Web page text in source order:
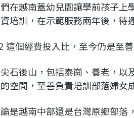
在越南蓋幼兒園讓學前孩子上
培訓，在示範服務兩年後，待
這個經費投入比，至今仍是至
石後山，包括泰崗、養老，以
空間，至善負責培訓部落婦女
是越南中部還是台灣原鄉部落